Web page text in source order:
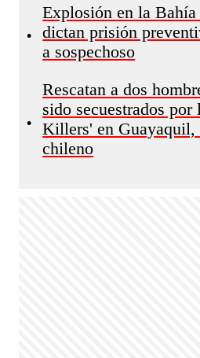
•
Explosión en la
dictan prisión
a sospechoso
•
Rescatan a dos
sido secuestrados por
Killers' en Guayaquil,
chileno